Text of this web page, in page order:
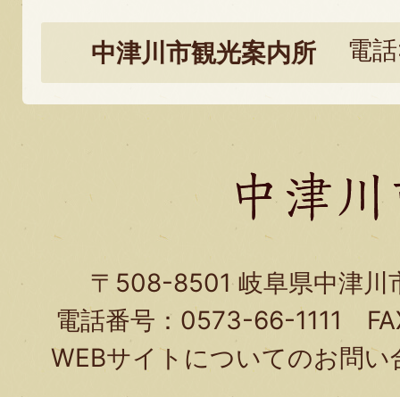
光
に
関
お
い
合
わ
せ
中津川市観光案内所 電
〒508-8501 岐阜県中津川
電話番号：0573-66-1111
WEBサイトについてのお問